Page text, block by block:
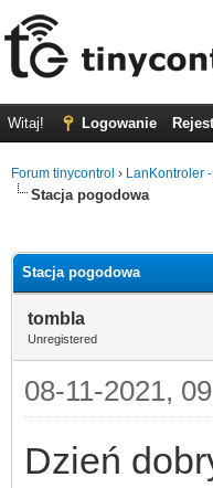
Witaj! Logowanie
Forum tinycontrol › LanKontroler
Stacja pogodowa
Stacja pogodowa
tombla
Unregistered
08-11-2021,
Dzień